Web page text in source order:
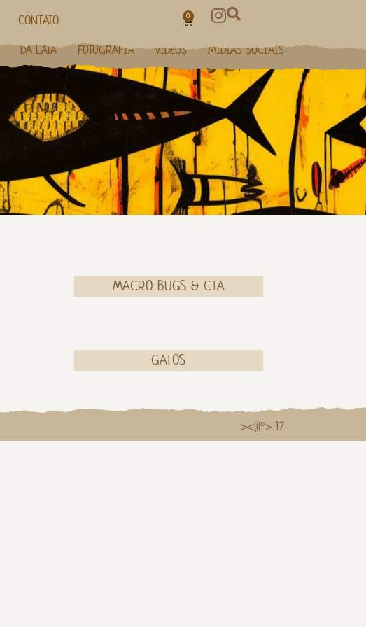
CONTATO 0
DA LATA FOTOGRAFIA VÍDEOS MÍDIAS SOCIAIS
MACRO BUGS & CIA
GATOS
><(((º> 17